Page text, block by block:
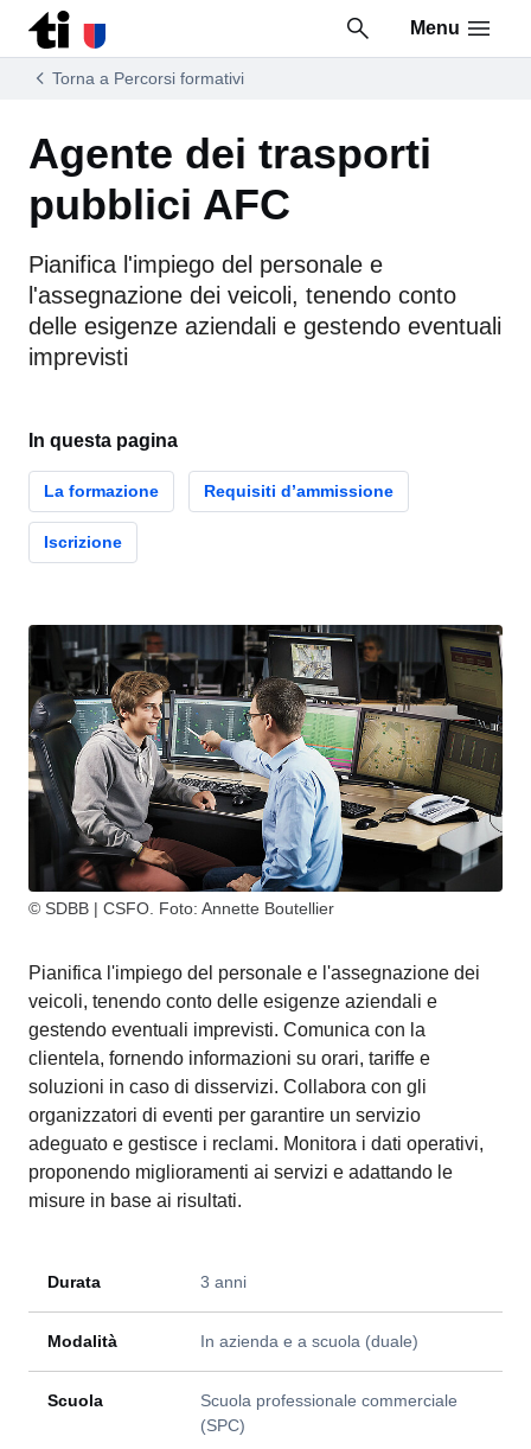
Vai al contenuto della pagina
Vai al piè di pagina
Menu
Torna a Percorsi formativi
Agente dei trasporti
pubblici AFC
Pianifica l'impiego del personale e
l'assegnazione dei veicoli, tenendo conto
delle esigenze aziendali e gestendo eventuali
imprevisti
In questa pagina
La formazione Requisiti d’ammissione
Iscrizione
© SDBB | CSFO. Foto: Annette Boutellier
Pianifica l'impiego del personale e l'assegnazione dei
veicoli, tenendo conto delle esigenze aziendali e
gestendo eventuali imprevisti. Comunica con la
clientela, fornendo informazioni su orari, tariffe e
soluzioni in caso di disservizi. Collabora con gli
organizzatori di eventi per garantire un servizio
adeguato e gestisce i reclami. Monitora i dati operativi,
proponendo miglioramenti ai servizi e adattando le
misure in base ai risultati.
Durata 3 anni
Modalità In azienda e a scuola (duale)
Scuola
Scuola professionale commerciale
(SPC)